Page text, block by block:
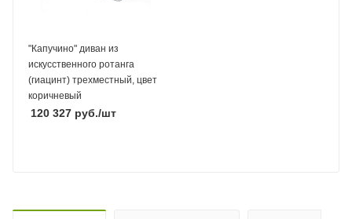
"Капучино" диван из
искусственного ротанга
(гиацинт) трехместный, цвет
коричневый
120 327руб./шт